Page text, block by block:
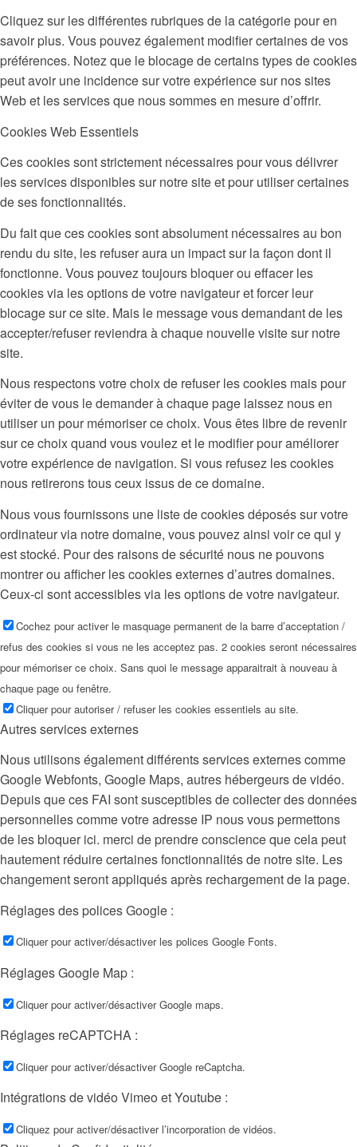
Cliquez sur les différentes rubriques de la catégorie pour en
savoir plus. Vous pouvez également modifier certaines de vos
préférences. Notez que le blocage de certains types de cookies
peut avoir une incidence sur votre expérience sur nos sites
Web et les services que nous sommes en mesure d’offrir.
Cookies Web Essentiels
Ces cookies sont strictement nécessaires pour vous délivrer
les services disponibles sur notre site et pour utiliser certaines
de ses fonctionnalités.
Du fait que ces cookies sont absolument nécessaires au bon
rendu du site, les refuser aura un impact sur la façon dont il
fonctionne. Vous pouvez toujours bloquer ou effacer les
cookies via les options de votre navigateur et forcer leur
blocage sur ce site. Mais le message vous demandant de les
accepter/refuser reviendra à chaque nouvelle visite sur notre
site.
Nous respectons votre choix de refuser les cookies mais pour
éviter de vous le demander à chaque page laissez nous en
utiliser un pour mémoriser ce choix. Vous êtes libre de revenir
sur ce choix quand vous voulez et le modifier pour améliorer
votre expérience de navigation. Si vous refusez les cookies
nous retirerons tous ceux issus de ce domaine.
Nous vous fournissons une liste de cookies déposés sur votre
ordinateur via notre domaine, vous pouvez ainsi voir ce qui y
est stocké. Pour des raisons de sécurité nous ne pouvons
montrer ou afficher les cookies externes d’autres domaines.
Ceux-ci sont accessibles via les options de votre navigateur.
Cochez pour activer le masquage permanent de la barre d’acceptation /
refus des cookies si vous ne les acceptez pas. 2 cookies seront nécessaires
pour mémoriser ce choix. Sans quoi le message apparaitrait à nouveau à
chaque page ou fenêtre.
Cliquer pour autoriser / refuser les cookies essentiels au site.
Autres services externes
Nous utilisons également différents services externes comme
Google Webfonts, Google Maps, autres hébergeurs de vidéo.
Depuis que ces FAI sont susceptibles de collecter des données
personnelles comme votre adresse IP nous vous permettons
de les bloquer ici. merci de prendre conscience que cela peut
hautement réduire certaines fonctionnalités de notre site. Les
changement seront appliqués après rechargement de la page.
Réglages des polices Google :
Cliquer pour activer/désactiver les polices Google Fonts.
Réglages Google Map :
Cliquer pour activer/désactiver Google maps.
Réglages reCAPTCHA :
Cliquer pour activer/désactiver Google reCaptcha.
Intégrations de vidéo Vimeo et Youtube :
Cliquez pour activer/désactiver l’incorporation de vidéos.